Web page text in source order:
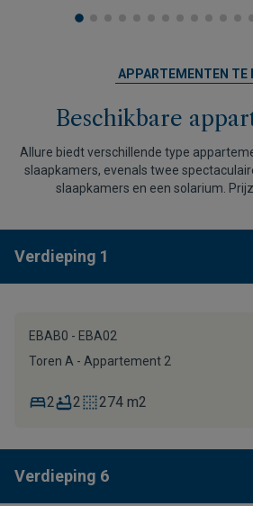
APPARTEMENTEN TE
Beschikbare
Allure biedt verschillende type
slaapkamers, evenals twee
slaapkamers en een solarium.
Verdieping 1
EBAB0 - EBA02
Toren A - Appartement 2
2 2 274 m2
Verdieping 6